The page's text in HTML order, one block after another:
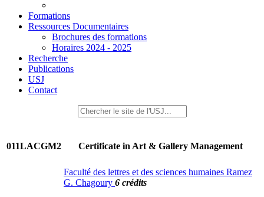
Formations
Ressources Documentaires
Brochures des formations
Horaires 2024 - 2025
Recherche
Publications
USJ
Contact
011LACGM2 Certificate in Art & Gallery Management
Faculté des lettres et des sciences humaines Ramez
G. Chagoury 6 crédits